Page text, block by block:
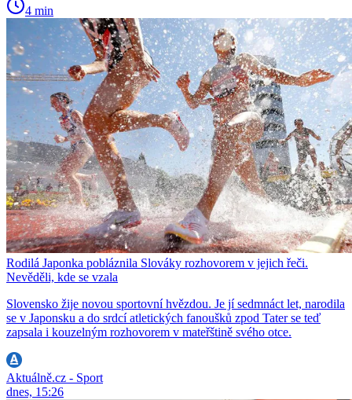
4 min
Rodilá Japonka pobláznila Slováky rozhovorem v jejich řeči.
Nevěděli, kde se vzala
Slovensko žije novou sportovní hvězdou. Je jí sedmnáct let, narodila
se v Japonsku a do srdcí atletických fanoušků zpod Tater se teď
zapsala i kouzelným rozhovorem v mateřštině svého otce.
Aktuálně.cz - Sport
dnes, 15:26